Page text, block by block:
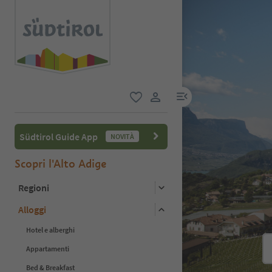
user link
menu link
Südtirol Guide App NOVITÀ
Scopri l'Alto Adige
Regioni
Alloggi
Hotel e alberghi
Appartamenti
Bed & Breakfast